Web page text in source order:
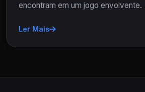
encontram em um jogo envolvente.
Ler Mais